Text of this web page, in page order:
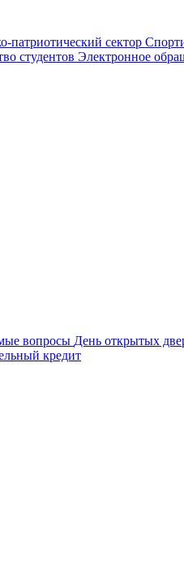
патриотический сектор
студентов Электронное
вопросы День открытых
кредит